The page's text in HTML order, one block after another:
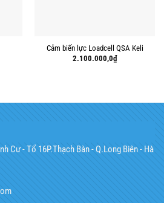
Cảm biến lực Loadcell QSA Keli
2.100.000,0₫
Cư - Tổ 16P.Thạch Bàn - Q.Long Biên - Hà